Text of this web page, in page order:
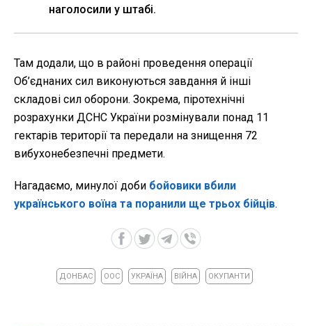
наголосили у штабі.
Там додали, що в районі проведення операції
Об’єднаних сил виконуються завдання й інші
складові сил оборони. Зокрема, піротехнічні
розрахунки ДСНС України розмінували понад 11
гектарів території та передали на знищення 72
вибухонебезпечні предмети.
Нагадаємо, минулої доби бойовики вбили
українського воїна та поранили ще трьох бійців.
ДОНБАС ООС УКРАЇНА ВІЙНА ОКУПАНТИ